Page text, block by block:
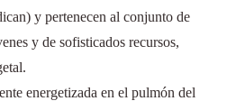
y pertenecen al conjunto de
y de sofisticados recursos,
energetizada en el pulmón del